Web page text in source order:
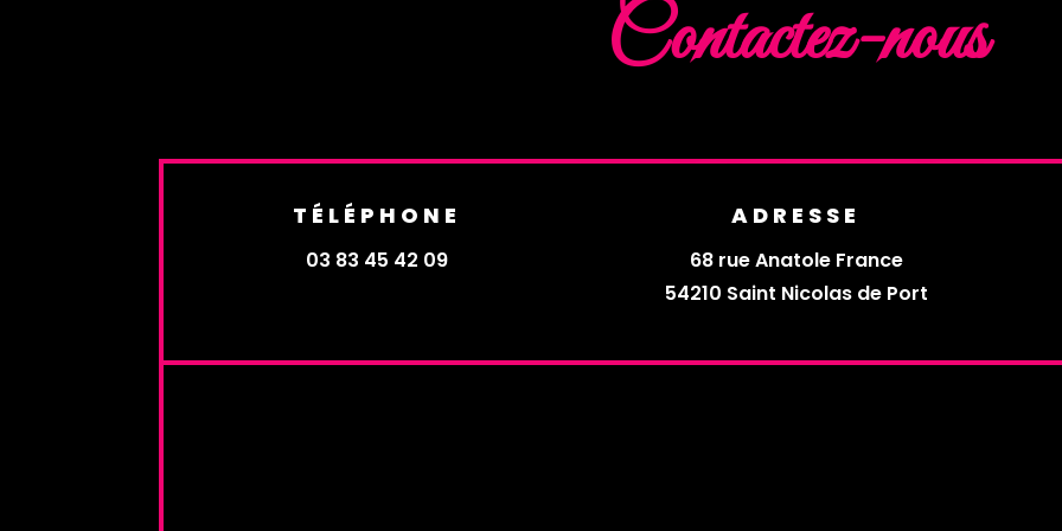
Contactez-nous
TÉLÉPHONE
03 83 45 42 09
ADRESSE
68 rue Anatole France
54210 Saint Nicolas de Port